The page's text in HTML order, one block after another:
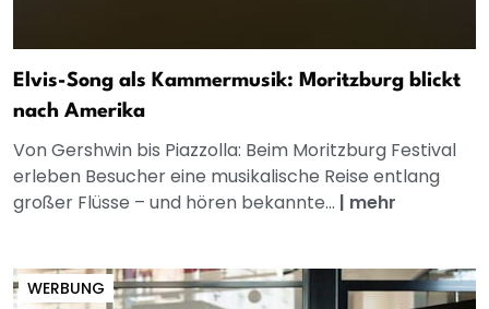
Elvis-Song als Kammermusik: Moritzburg blickt
nach Amerika
Von Gershwin bis Piazzolla: Beim Moritzburg Festival
erleben Besucher eine musikalische Reise entlang
großer Flüsse – und hören bekannte... | mehr
WERBUNG